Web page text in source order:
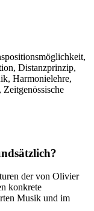
Distanzprinzip,
Harmonielehre,
der von Olivier
konkrete
Musik und im